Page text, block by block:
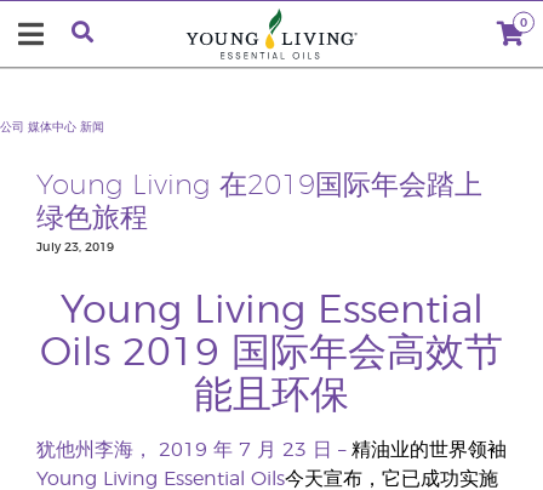
0
公司 媒体中心 新闻
Young Living 在2019国际年会踏上
绿色旅程
July 23, 2019
Young Living Essential
Oils 2019 国际年会高效节
能且环保
犹他州李海， 2019 年 7 月 23 日 – 精油业的世界领袖
Young Living Essential Oils今天宣布，它已成功实施